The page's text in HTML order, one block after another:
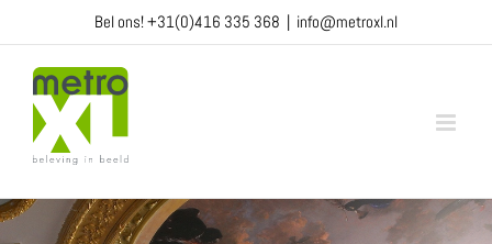
Bel ons!+31(0)416 335 368 | info@metroxl.nl